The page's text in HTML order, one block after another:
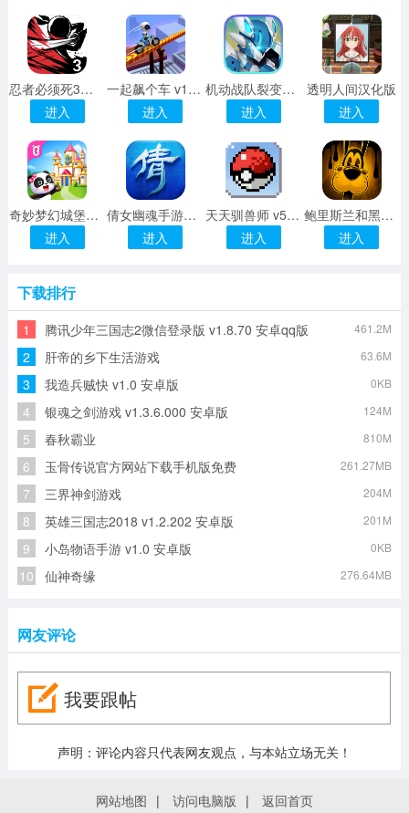
忍者必须死3内购修改版 v1.0.81 安卓无限勾玉版
进入
一起飙个车 v1.0 安卓版
进入
机动战队裂变游戏
进入
透明人间汉化版
进入
奇妙梦幻城堡宝宝巴士 v9.48.00.00 安卓版
进入
倩女幽魂手游果盘端 v2.0.8 安卓版
进入
天天驯兽师 v5.0.1 安卓版
进入
鲍里斯兰和黑暗生存 v1.0.0 安卓版
进入
下载排行
1 腾讯少年三国志2微信登录版 v1.8.70 安卓qq版 461.2M
2 肝帝的乡下生活游戏 63.6M
3 我造兵贼快 v1.0 安卓版 0KB
4 银魂之剑游戏 v1.3.6.000 安卓版 124M
5 春秋霸业 810M
6 玉骨传说官方网站下载手机版免费 261.27MB
7 三界神剑游戏 204M
8 英雄三国志2018 v1.2.202 安卓版 201M
9 小岛物语手游 v1.0 安卓版 0KB
10 仙神奇缘 276.64MB
网友评论
我要跟帖
声明：评论内容只代表网友观点，与本站立场无关！
网站地图 | 访问电脑版 | 返回首页